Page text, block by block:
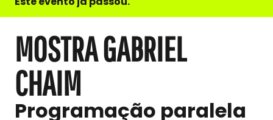
MOSTRA GABRIEL
CHAIM
Programação paralela